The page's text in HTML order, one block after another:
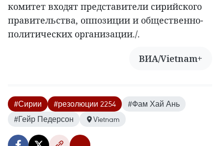
комитет входят представители сирийского
правительства, оппозиции и общественно-
политических организации./.
ВИА/Vietnam+
#Сирии #резолюции 2254
#Фам Хай Ань
#Гейр Педерсон
Vietnam